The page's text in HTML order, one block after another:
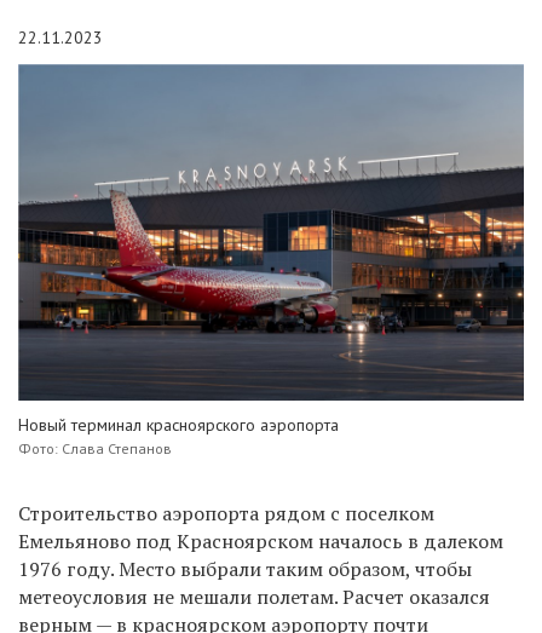
22.11.2023
Новый терминал красноярского аэропорта
Фото: Слава Степанов
Строительство аэропорта рядом с поселком
Емельяново под Красноярском началось в далеком
1976 году. Место выбрали таким образом, чтобы
метеоусловия не мешали полетам. Расчет оказался
верным — в красноярском аэропорту почти